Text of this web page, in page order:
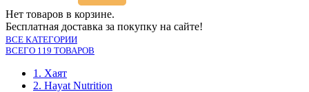
Нет товаров в корзине.
Бесплатная доставка за покупку на сайте!
ВСЕ КАТЕГОРИИ
ВСЕГО 119 ТОВАРОВ
1. Хаят
2. Hayat Nutrition